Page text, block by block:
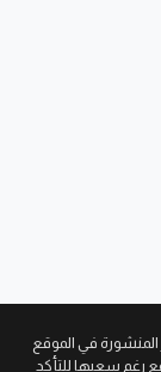
المنشورة في الموقع
رغم سعيها للتأكد